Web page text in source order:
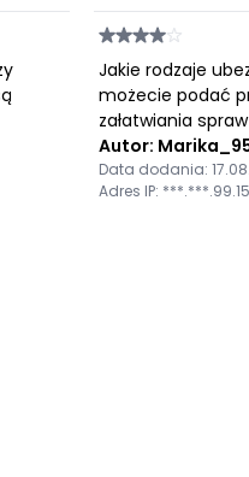
Jakie rodzaje
możecie podać
załatwiania
Autor:
Data dodania:
Adres IP: